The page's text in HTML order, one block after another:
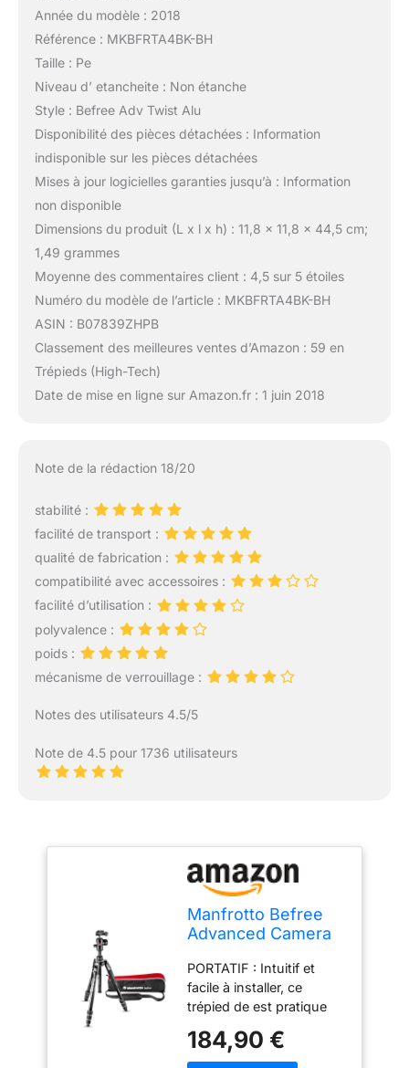
Année du modèle : 2018
Référence : MKBFRTA4BK-BH
Taille : Pe
Niveau d’ etancheite : Non étanche
Style : Befree Adv Twist Alu
Disponibilité des pièces détachées : Information
indisponible sur les pièces détachées
Mises à jour logicielles garanties jusqu’à : Information
non disponible
Dimensions du produit (L x l x h) : 11,8 x 11,8 x 44,5 cm;
1,49 grammes
Moyenne des commentaires client : 4,5 sur 5 étoiles
Numéro du modèle de l’article : MKBFRTA4BK-BH
ASIN : B07839ZHPB
Classement des meilleures ventes d’Amazon : 59 en
Trépieds (High-Tech)
Date de mise en ligne sur Amazon.fr : 1 juin 2018
Note de la rédaction 18/20
stabilité :
facilité de transport :
qualité de fabrication :
compatibilité avec accessoires :
facilité d’utilisation :
polyvalence :
poids :
mécanisme de verrouillage :
Notes des utilisateurs 4.5/5
Note de 4.5 pour 1736 utilisateurs
Manfrotto Befree
Advanced Camera
Twist Closure,
Travel Tripod Kit
with Ball Head,
Portable and
Compact, Camera
PORTATIF : Intuitif et
facile à installer, ce
trépied de est pratique
De plus, sa structure en
aluminium le rend léger
184,90 €